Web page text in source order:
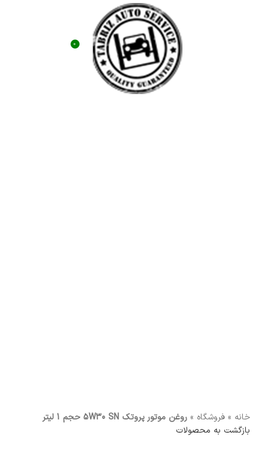
0
خانه » فروشگاه » روغن موتور پروتک 5W30 SN حجم 1 لیتر
بازگشت به محصولات